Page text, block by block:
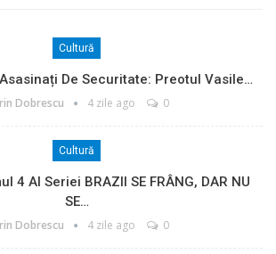
Cultură
De Securitate: Preotul Vasile…
Dobrescu 4 zile ago 0
Cultură
4 Al Seriei BRAZII SE FRÂNG, DAR NU
SE…
Dobrescu 4 zile ago 0